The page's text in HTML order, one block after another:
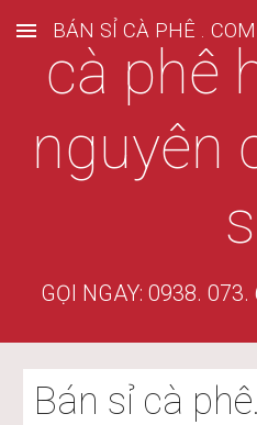
Skip to main content
nguyên
GỌI NGAY: 0938.
Bán sỉ cà